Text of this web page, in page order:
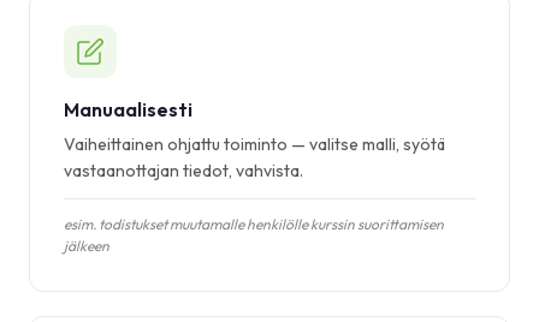
Manuaalisesti
Vaiheittainen ohjattu toiminto — valitse malli, syötä
vastaanottajan tiedot, vahvista.
esim. todistukset muutamalle henkilölle kurssin suorittamisen
jälkeen